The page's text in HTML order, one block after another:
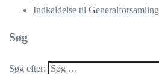
Indkaldelse til Generalforsamling
Søg
Søg efter: